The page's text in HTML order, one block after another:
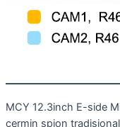
MCY 12.3inch E-side
cermin spion